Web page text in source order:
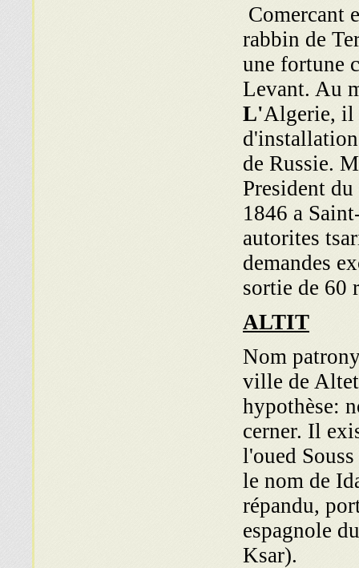
Comercant
rabbin de
une fortune
Levant. Au
L'Algerie, il
de Russie.
President
1846 a
autorites
demandes
sortie de 60
ALTIT
Nom
ville de
hypothèse:
cerner. Il
l'oued
le nom de
répandu,
espagnole
Ksar).